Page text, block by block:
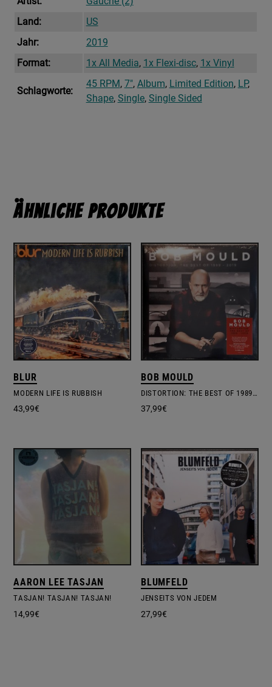
Land:
US
Jahr:
2019
Format:
1x All Media, 1x Flexi-disc, 1x Vinyl
Schlagworte:
45 RPM, 7", Album, Limited Edition, LP,
Shape, Single, Single Sided
Ähnliche Produkte
BLUR
MODERN LIFE IS RUBBISH
43,99€
BOB MOULD
DISTORTION: THE BEST OF 1989 – 2019
37,99€
AARON LEE TASJAN
TASJAN! TASJAN! TASJAN!
14,99€
BLUMFELD
JENSEITS VON JEDEM
27,99€